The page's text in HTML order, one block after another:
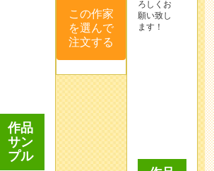
プル
プル